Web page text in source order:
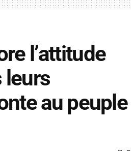
l’attitude
leurs
au peuple